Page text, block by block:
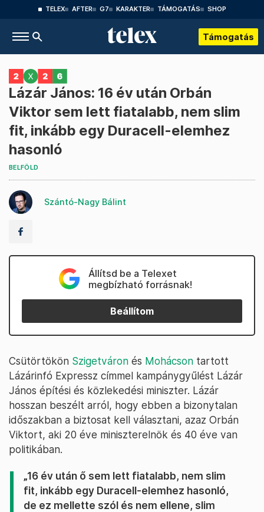
TELEX AFTER G7 KARAKTER TÁMOGATÁS SHOP
Támogatás
Lázár János: 16 év után Orbán
Viktor sem lett fiatalabb, nem slim
fit, inkább egy Duracell-elemhez
hasonló
BELFÖLD
Szántó-Nagy Bálint
Állítsd be a Telexet
megbízható forrásnak!
Beállítom
Csütörtökön Szigetváron és Mohácson tartott
Lázárinfó Expressz címmel kampánygyűlést Lázár
János építési és közlekedési miniszter. Lázár
hosszan beszélt arról, hogy ebben a bizonytalan
időszakban a biztosat kell választani, azaz Orbán
Viktort, aki 20 éve miniszterelnök és 40 éve van
politikában.
„16 év után ő sem lett fiatalabb, nem slim
fit, inkább egy Duracell-elemhez hasonló,
de ez mellette szól és nem ellene, slim